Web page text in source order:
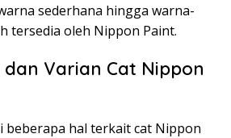
sederhana hingga warna-
tersedia oleh Nippon Paint.
Varian Cat Nippon
beberapa hal terkait cat Nippon